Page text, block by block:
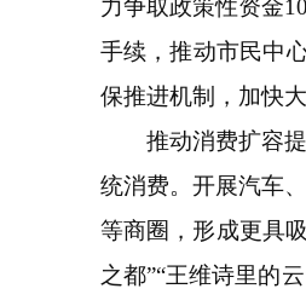
力争取政策性资金
手续，推动市民中
保推进机制，加快
推动消费扩容提
统消费。开展汽车
等商圈，形成更具
之都”“王维诗里的